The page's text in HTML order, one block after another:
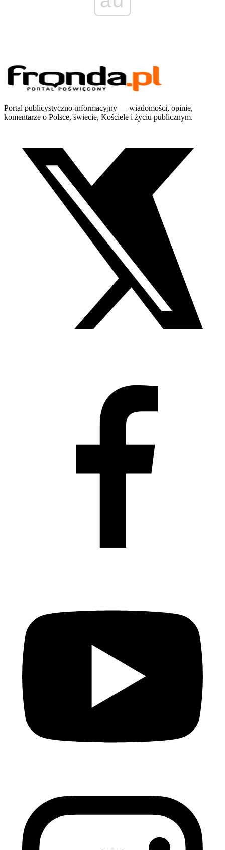
Portal publicystyczno-informacyjny — wiadomości, opinie,
komentarze o Polsce, świecie, Kościele i życiu publicznym.